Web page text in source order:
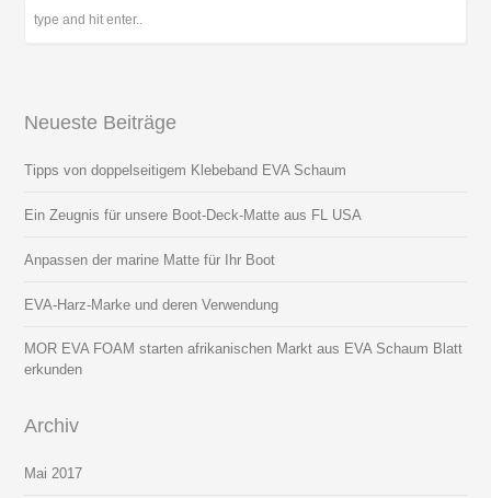
Neueste Beiträge
Tipps von doppelseitigem Klebeband EVA Schaum
Ein Zeugnis für unsere Boot-Deck-Matte aus FL USA
Anpassen der marine Matte für Ihr Boot
EVA-Harz-Marke und deren Verwendung
MOR EVA FOAM starten afrikanischen Markt aus EVA Schaum Blatt
erkunden
Archiv
Mai 2017